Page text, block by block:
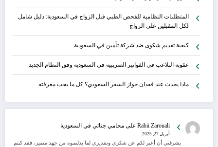
المتطلبات النظامية للفحص الطبي قبل الزواج في السعودية: دليل شامل
لكل المقبلين على الزواج
كيفية تقديم شكوى ضد شركة تأمين في السعودية
عقوبة التلاعب في الفواتير الضريبية في السعودية وفق النظام الجديد
ماذا يحدث عند فقدان جواز السفر السعودي؟ كل ما يجب معرفته
Rabii Zarouali على محامي جنائي في السعودية
أبريل 27, 2025
يشرفني أن أعبر لكم عن شكري وتقديري لما بذلتموه من جهد متميز، فقد كنتم